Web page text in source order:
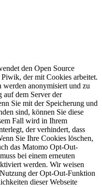
den Open Source
der mit Cookies arbeitet.
anonymisiert und zu
auf dem Server der
Sie mit der Speicherung und
sind, können Sie diese
Fall wird in Ihrem
der verhindert, dass
Sie Ihre Cookies löschen,
das Matomo Opt-Out-
bei einem erneuten
werden. Wir weisen
der Opt-Out-Funktion
dieser Webseite